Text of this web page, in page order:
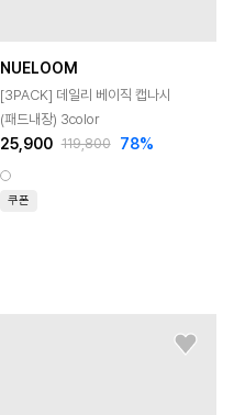
NUELOOM
[3PACK] 데일리 베이직 캡나시
(패드내장) 3color
25,900 119,800 78%
쿠폰